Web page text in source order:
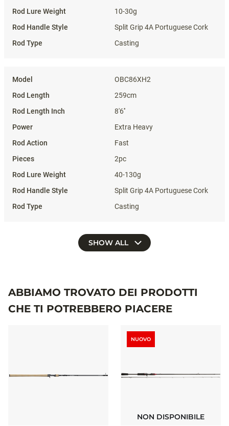
10-30g
Split Grip 4A Portuguese Cork
Casting
OBC86XH2
259cm
8'6''
Extra Heavy
Fast
2pc
40-130g
Split Grip 4A Portuguese Cork
Casting
SHOW ALL
ABBIAMO TROVATO DEI PRODOTTI
CHE TI POTREBBERO PIACERE
NUOVO
NON DISPONIBILE